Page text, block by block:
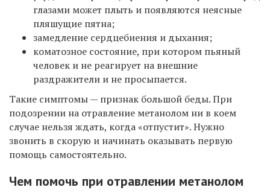
глазами может плыть и появляются неясные
пляшущие пятна;
замедление сердцебиения и дыхания;
коматозное состояние, при котором пьяный
человек и не реагирует на внешние
раздражители и не просыпается.
Такие симптомы — признак большой беды. При
подозрении на отравление метанолом ни в коем
случае нельзя ждать, когда «отпустит». Нужно
звонить в скорую и начинать оказывать первую
помощь самостоятельно.
Чем помочь при отравлении метанолом